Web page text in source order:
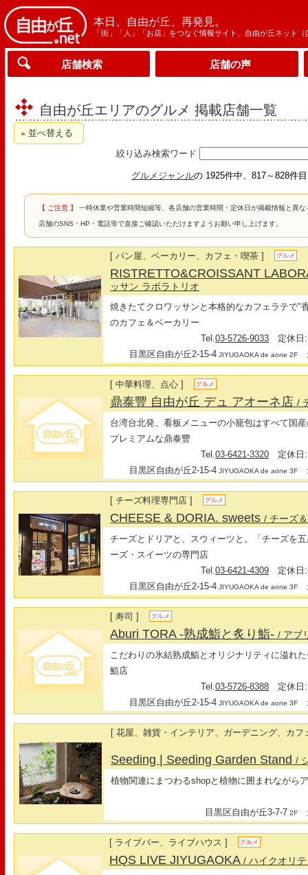
本日、自由が丘、再発見。
「街」「人」「お店」をつなぐ情報サイト、自由が丘ネット（
店舗検索 店舗の声
自由が丘エリアのグルメ 掲載店舗一覧
並べ替える
絞り込み検索ワード
グルメジャンルの 1925件中、817～828件
【 ご注意 】 一時休業や営業時間短縮等、各店舗の営業時間・定休日が掲載情報と異
店舗のSNS・HP・電話等で直接ご確認いただけますようお願い申し上げます。
[ パン屋、ベーカリー、カフェ・喫茶 ] グルメ
RISTRETTO&CROISSANT
ッサン ラボラトリオ
焼きたてクロワッサンと本格的なカフェラテで"
のカフェ＆ベーカリー
Tel.03-5726-9033 定休日:
目黒区自由が丘2-15-4 JIYUGAOKA de aone 2F
[ 中華料理、点心 ] グルメ
鼎泰豐 自由が丘 デュ アオーネ店/
台湾台北発、看板メニューの小籠包はすべて国
プレミアムな鼎泰豐
Tel.03-6421-3320 定休日:
目黒区自由が丘2-15-4 JIYUGAOKA de aone 3F
[ チーズ料理専門店 ] グルメ
CHEESE & DORIA. sweets/ チーズ
チーズとドリアと、スウィーツと。「チーズを
ーズ・スイーツの専門店
Tel.03-6421-4309 定休日:
目黒区自由が丘2-15-4 JIYUGAOKA de aone 3F
[ 寿司 ] グルメ
Aburi TORA -熟成鮨と炙り鮨-/ アブ
こだわりの氷結熟成鮨とオリジナリティに溢れ
鮨店
Tel.03-5726-8388 定休日:
目黒区自由が丘2-15-4 JIYUGAOKA de aone 3F
[ 花屋、雑貨・インテリア、ガーデニング、カフ
Seeding | Seeding Garden Stand/
植物関連にまつわるshopと植物に囲まれながら
目黒区自由が丘3-7-7 2F
[ ライブバー、ライブハウス ] グルメ
HQS LIVE JIYUGAOKA/ ハイクオリ